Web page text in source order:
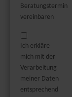
Beratungstermin
vereinbaren
Ich erkläre
mich mit der
Verarbeitung
meiner Daten
entsprechend